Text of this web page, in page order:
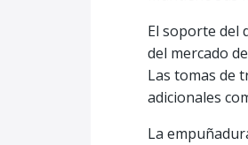
El soporte del
del mercado
Las tomas de
adicionales
La